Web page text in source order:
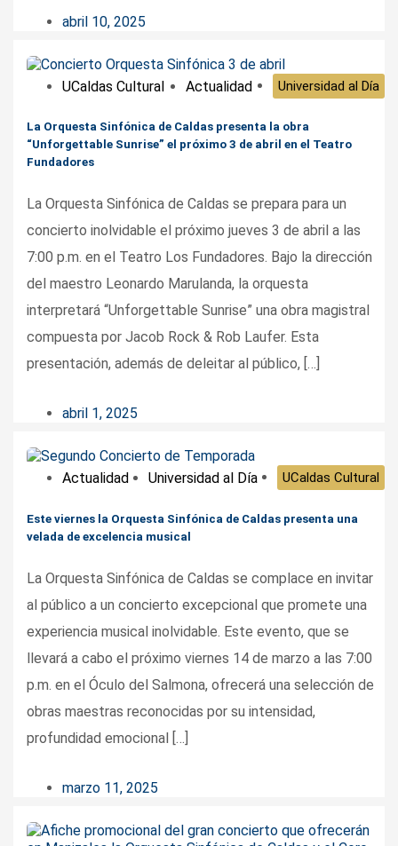
abril 10, 2025
UCaldas Cultural Actualidad Universidad al Día
La Orquesta Sinfónica de Caldas presenta la obra
“Unforgettable Sunrise” el próximo 3 de abril en el Teatro
Fundadores
La Orquesta Sinfónica de Caldas se prepara para un
concierto inolvidable el próximo jueves 3 de abril a las
7:00 p.m. en el Teatro Los Fundadores. Bajo la dirección
del maestro Leonardo Marulanda, la orquesta
interpretará “Unforgettable Sunrise” una obra magistral
compuesta por Jacob Rock & Rob Laufer. Esta
presentación, además de deleitar al público, […]
abril 1, 2025
Actualidad Universidad al Día UCaldas Cultural
Este viernes la Orquesta Sinfónica de Caldas presenta una
velada de excelencia musical
La Orquesta Sinfónica de Caldas se complace en invitar
al público a un concierto excepcional que promete una
experiencia musical inolvidable. Este evento, que se
llevará a cabo el próximo viernes 14 de marzo a las 7:00
p.m. en el Óculo del Salmona, ofrecerá una selección de
obras maestras reconocidas por su intensidad,
profundidad emocional […]
marzo 11, 2025